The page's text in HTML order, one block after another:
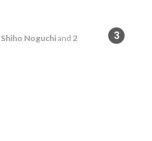
3
Shiho Noguchiand 2